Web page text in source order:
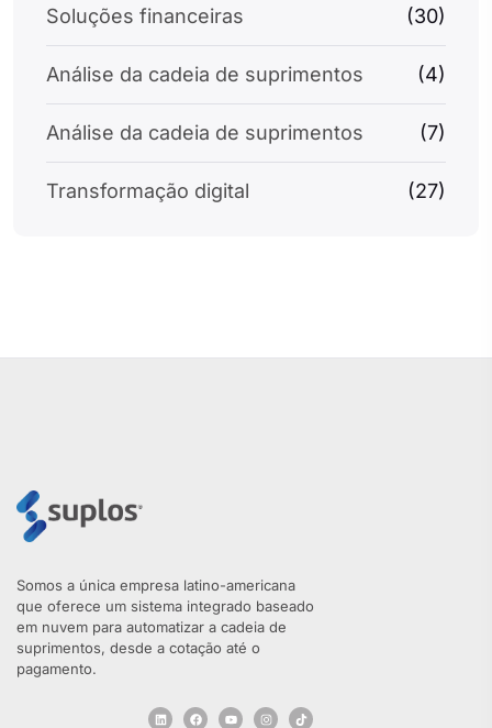
Soluções financeiras (30)
Análise da cadeia de suprimentos (4)
Análise da cadeia de suprimentos (7)
Transformação digital (27)
Somos a única empresa latino-americana
que oferece um sistema integrado baseado
em nuvem para automatizar a cadeia de
suprimentos, desde a cotação até o
pagamento.